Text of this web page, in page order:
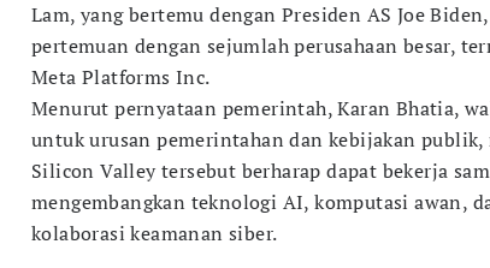
Lam, yang bertemu dengan Presiden AS Joe
pertemuan dengan sejumlah perusahaan besar,
Meta Platforms Inc.
Menurut pernyataan pemerintah, Karan Bhatia,
untuk urusan pemerintahan dan kebijakan publik,
Silicon Valley tersebut berharap dapat bekerja
mengembangkan teknologi AI, komputasi awan,
kolaborasi keamanan siber.